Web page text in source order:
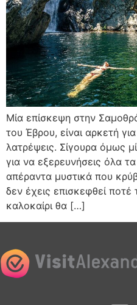
Μία επίσκεψη στην
του Έβρου, είναι αρκετή
λατρέψεις. Σίγουρα όμως
για να εξερευνήσεις όλα
απέραντα μυστικά που
δεν έχεις επισκεφθεί
καλοκαίρι θα […]